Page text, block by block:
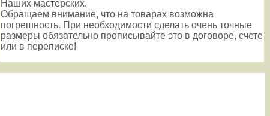
Наших мастерских.
Обращаем внимание, что на товарах возможна
погрешность. При необходимости сделать очень точные
размеры обязательно прописывайте это в договоре, счете
или в переписке!